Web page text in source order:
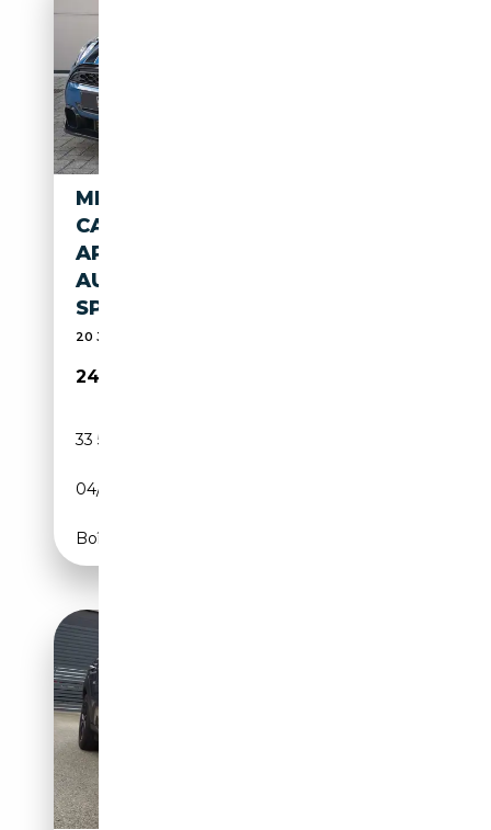
MINI COOPER S CABRIO
CABRIOLET COOPER S * LED /
APPLE CARPLAY & ANDROID
AUTO / CRUISE / LEDEREN
SPORTZETELS / SPORT *
20 JAAR ERVARING | SERVICE | GARANTIE | FR&NL
24 990€
33 500 km
04/2022
Boîte manuelle